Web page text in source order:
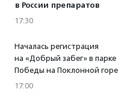
в России препаратов
17:30
Началась регистрация
на «Добрый забег» в парке
Победы на Поклонной горе
17:00